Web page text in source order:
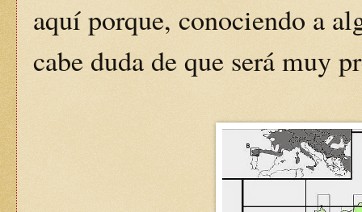
aquí porque, conociendo a
cabe duda de que será muy